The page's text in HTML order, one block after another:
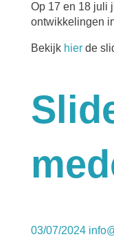
Op 17 en 18 juli
ontwikkelingen
Bekijk hierde
03/07/2024